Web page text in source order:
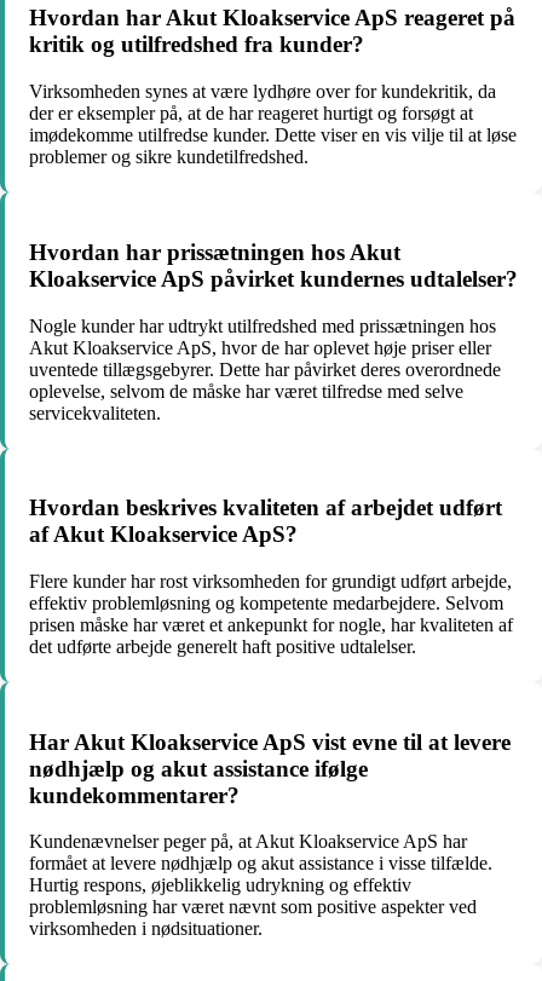
Hvordan har Akut Kloakservice ApS reageret på
kritik og utilfredshed fra kunder?
Virksomheden synes at være lydhøre over for kundekritik, da
der er eksempler på, at de har reageret hurtigt og forsøgt at
imødekomme utilfredse kunder. Dette viser en vis vilje til at løse
problemer og sikre kundetilfredshed.
Hvordan har prissætningen hos Akut
Kloakservice ApS påvirket kundernes udtalelser?
Nogle kunder har udtrykt utilfredshed med prissætningen hos
Akut Kloakservice ApS, hvor de har oplevet høje priser eller
uventede tillægsgebyrer. Dette har påvirket deres overordnede
oplevelse, selvom de måske har været tilfredse med selve
servicekvaliteten.
Hvordan beskrives kvaliteten af arbejdet udført
af Akut Kloakservice ApS?
Flere kunder har rost virksomheden for grundigt udført arbejde,
effektiv problemløsning og kompetente medarbejdere. Selvom
prisen måske har været et ankepunkt for nogle, har kvaliteten af
det udførte arbejde generelt haft positive udtalelser.
Har Akut Kloakservice ApS vist evne til at levere
nødhjælp og akut assistance ifølge
kundekommentarer?
Kundenævnelser peger på, at Akut Kloakservice ApS har
formået at levere nødhjælp og akut assistance i visse tilfælde.
Hurtig respons, øjeblikkelig udrykning og effektiv
problemløsning har været nævnt som positive aspekter ved
virksomheden i nødsituationer.